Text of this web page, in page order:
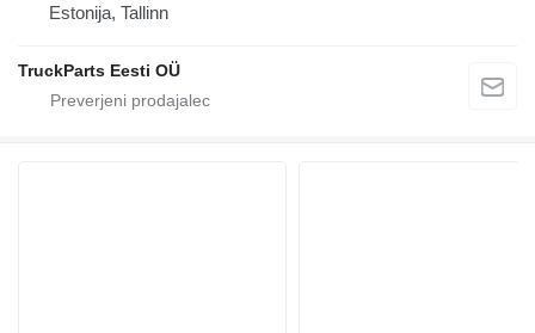
Estonija, Tallinn
TruckParts Eesti OÜ